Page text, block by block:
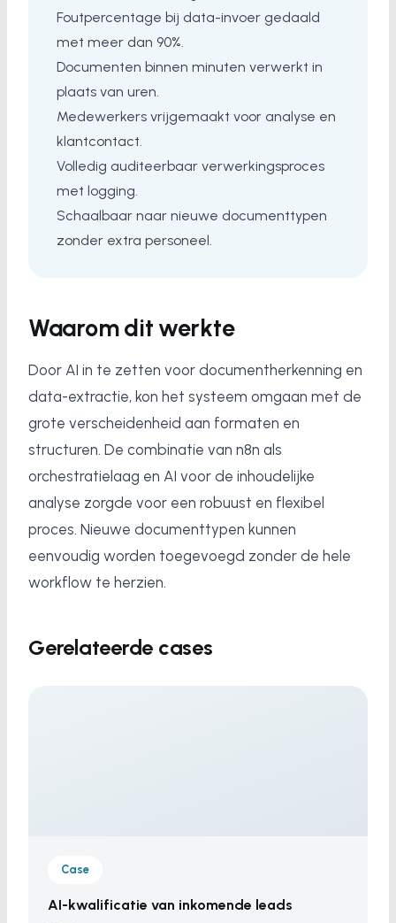
Foutpercentage bij data-invoer gedaald
met meer dan 90%.
Documenten binnen minuten verwerkt in
plaats van uren.
Medewerkers vrijgemaakt voor analyse en
klantcontact.
Volledig auditeerbaar verwerkingsproces
met logging.
Schaalbaar naar nieuwe documenttypen
zonder extra personeel.
Waarom dit werkte
Door AI in te zetten voor documentherkenning en
data-extractie, kon het systeem omgaan met de
grote verscheidenheid aan formaten en
structuren. De combinatie van n8n als
orchestratielaag en AI voor de inhoudelijke
analyse zorgde voor een robuust en flexibel
proces. Nieuwe documenttypen kunnen
eenvoudig worden toegevoegd zonder de hele
workflow te herzien.
Gerelateerde cases
Case
AI-kwalificatie van inkomende leads